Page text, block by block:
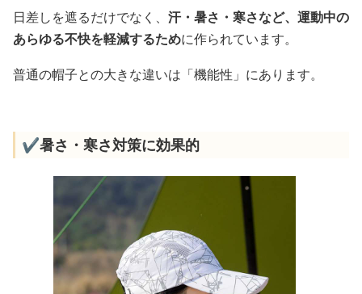
日差しを遮るだけでなく、 汗・暑さ・寒さなど、運動中の
あらゆる不快を軽減するために作られています。
普通の帽子との大きな違いは「機能性」にあります。
✔️暑さ・寒さ対策に効果的